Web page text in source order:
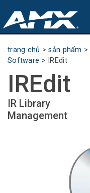
sản phẩm
Partners
nơi mua
trang chủ >sản phẩm >
Software > IREdit
IREdit
IR Library
Management